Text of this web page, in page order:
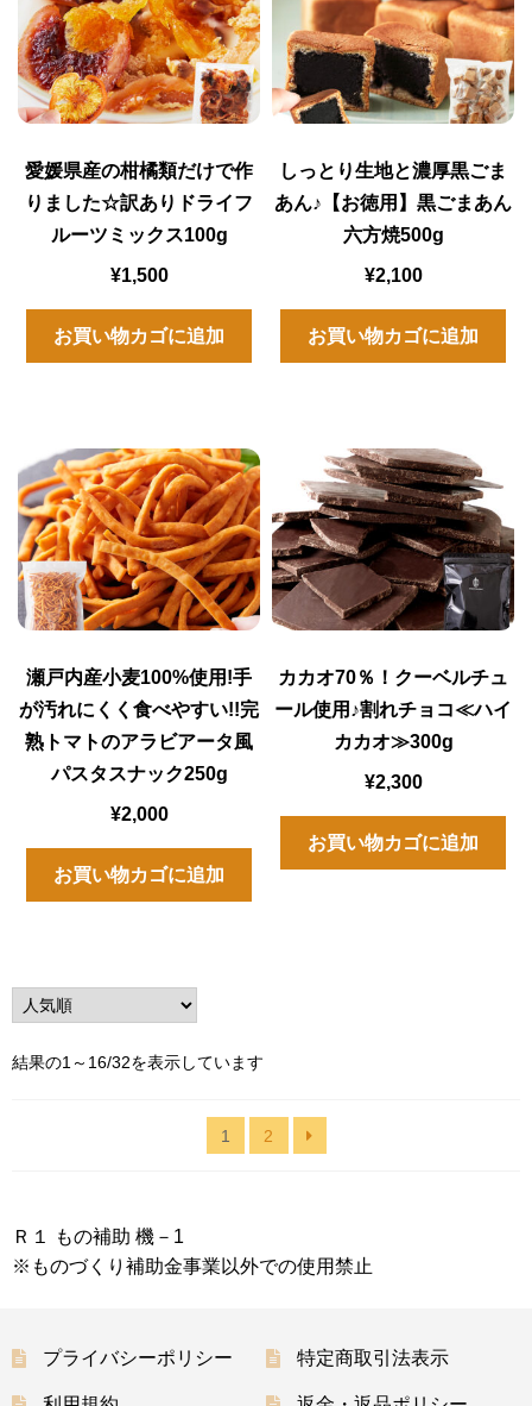
愛媛県産の柑橘類だけで作
りました☆訳ありドライフ
ルーツミックス100g
¥1,500
お買い物カゴに追加
しっとり生地と濃厚黒ごま
あん♪【お徳用】黒ごまあん
六方焼500g
¥2,100
お買い物カゴに追加
瀬戸内産小麦100%使用!手
が汚れにくく食べやすい!!完
熟トマトのアラビアータ風
パスタスナック250g
¥2,000
お買い物カゴに追加
カカオ70％！クーベルチュ
ール使用♪割れチョコ≪ハイ
カカオ≫300g
¥2,300
お買い物カゴに追加
結果の1～16/32を表示しています
順
1
2
Ｒ１ もの補助 機－1
※ものづくり補助金事業以外での使用禁止
プライバシーポリシー 特定商取引法表示